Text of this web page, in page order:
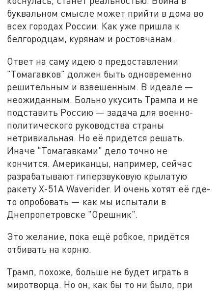
буквальном смысле может прийти в дома во
всех городах России. Как уже пришла к
белгородцам, курянам и ростовчанам.
Ответ на саму идею о предоставлении
"Томагавков" должен быть одновременно
решительным и взвешенным. В идеале —
неожиданным. Больно укусить Трампа и не
подставить Россию — задача для военно-
политического руководства страны
нетривиальная. Но её придется решать.
Иначе "Томагавками" дело точно не
кончится. Американцы, например, сейчас
разрабатывают гиперзвуковую крылатую
ракету X-51A Waverider. И очень хотят её где-
то опробовать — как мы испытали в
Днепропетровске "Орешник".
Это желание, пока ещё робкое, придётся
отбивать на корню.
Трамп, похоже, больше не будет играть в
миротворца. Но он, как бы то ни было, при